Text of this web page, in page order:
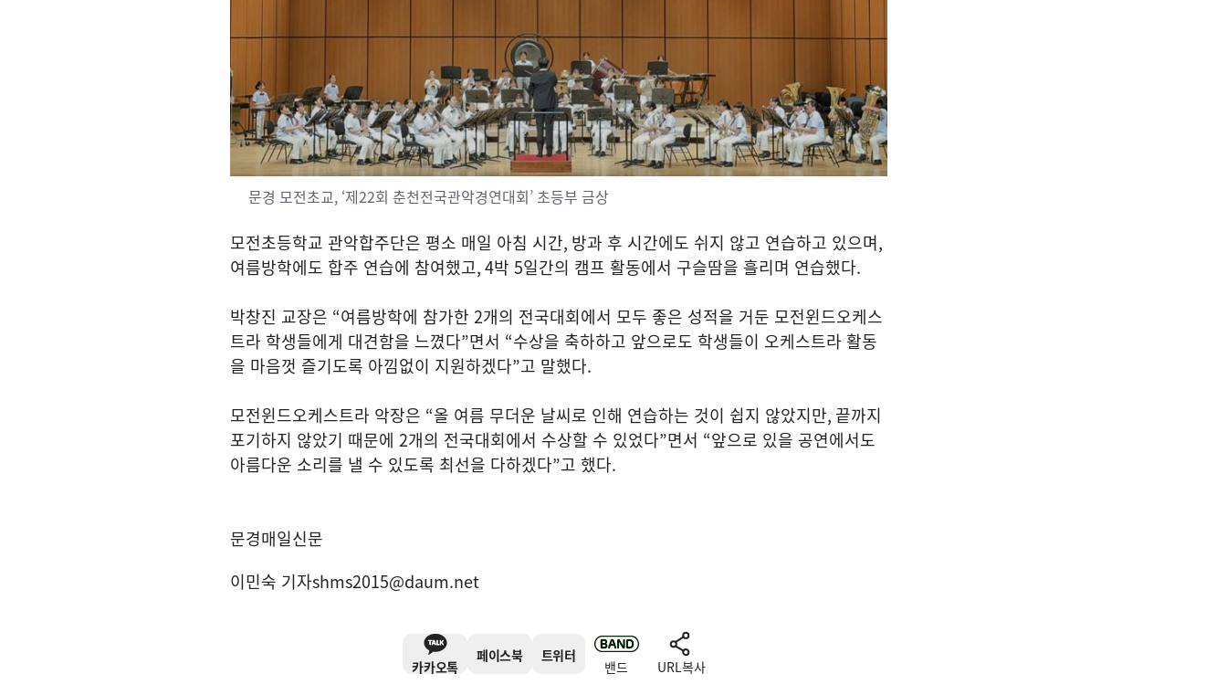
문경 모전초교, ‘제22회 춘천전국관악경연대회’ 초등부 금상
모전초등학교 관악합주단은 평소 매일 아침 시간, 방과 후 시간에도 쉬지 않고 연습하고 있으며,
여름방학에도 합주 연습에 참여했고, 4박 5일간의 캠프 활동에서 구슬땀을 흘리며 연습했다.
박창진 교장은 “여름방학에 참가한 2개의 전국대회에서 모두 좋은 성적을 거둔 모전윈드오케스
트라 학생들에게 대견함을 느꼈다”면서 “수상을 축하하고 앞으로도 학생들이 오케스트라 활동
을 마음껏 즐기도록 아낌없이 지원하겠다”고 말했다.
모전윈드오케스트라 악장은 “올 여름 무더운 날씨로 인해 연습하는 것이 쉽지 않았지만, 끝까지
포기하지 않았기 때문에 2개의 전국대회에서 수상할 수 있었다”면서 “앞으로 있을 공연에서도
아름다운 소리를 낼 수 있도록 최선을 다하겠다”고 했다.
문경매일신문
이민숙 기자shms2015@daum.net
카카오톡
페이스북 트위터
밴드 URL복사